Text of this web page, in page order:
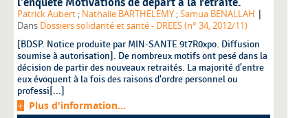
Patrick Aubert ; Nathalie BARTHELEMY ;Samua BENALLAH |
Dans Dossiers solidarité et santé - DREES (n° 34, 2012/11)
[BDSP. Notice produite par MIN-SANTE 9t7R0xpo. Diffusion
soumise à autorisation]. De nombreux motifs ont pesé dans la
décision de partir des nouveaux retraités. La majorité d'entre
eux évoquent à la fois des raisons d'ordre personnel ou
professi[...]
Plus d'information...